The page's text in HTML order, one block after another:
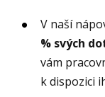
V naší
% svých
vám
k dispozici